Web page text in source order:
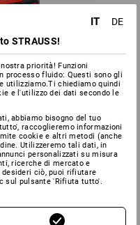
un determinato attrezzo
aprire ognuna delle
momento.
IT
DE
STRAUSS!
priorità! Funzioni
processo fluido: Questi sono gli
utilizziamo.Ti chiediamo quindi
e l'utilizzo dei dati secondo le
abbiamo bisogno del tuo
raccoglieremo informazioni
cookie e altri metodi (anche
Utilizzeremo tali dati, in
personalizzati su misura
ricerche di mercato e
desideri ciò, puoi rifiutare
sul pulsante 'Rifiuta tutto'.